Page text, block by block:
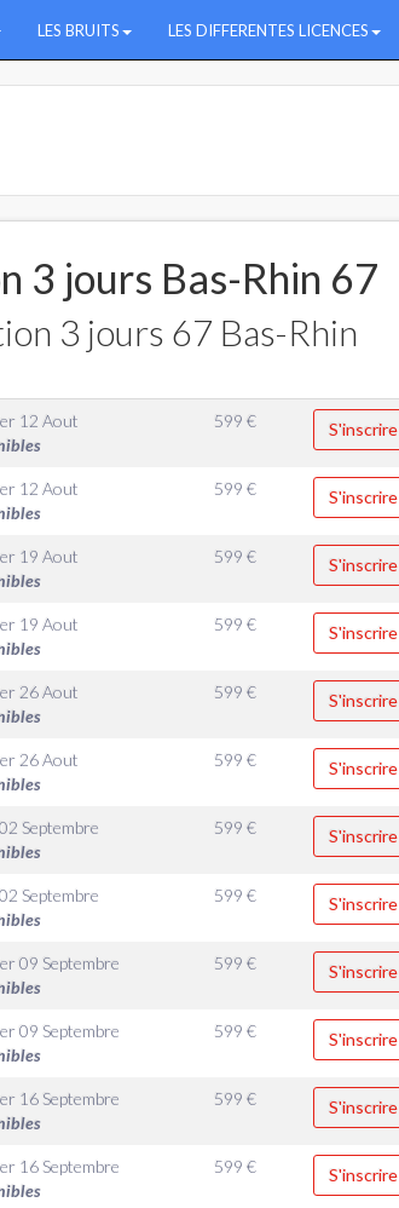
LES BRUITS LES DIFFERENTES LICENCES
3 jours Bas-Rhin 67
3 jours 67 Bas-Rhin
12 Aout
599€ S'inscrire
12 Aout
599€ S'inscrire
19 Aout
599€ S'inscrire
19 Aout
599€ S'inscrire
26 Aout
599€ S'inscrire
26 Aout
599€ S'inscrire
Septembre
599€ S'inscrire
Septembre
599€ S'inscrire
09 Septembre
599€ S'inscrire
09 Septembre
599€ S'inscrire
16 Septembre
599€ S'inscrire
16 Septembre
599€ S'inscrire